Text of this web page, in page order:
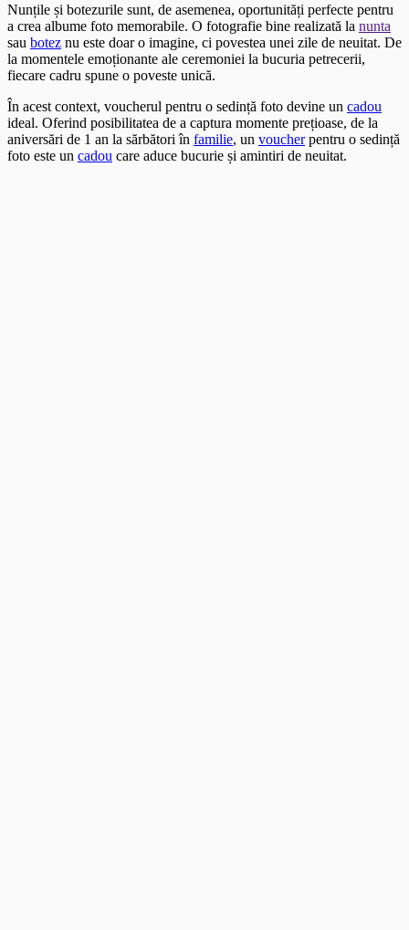
Nunțile și botezurile sunt, de asemenea, oportunități perfecte pentru
a crea albume foto memorabile. O fotografie bine realizată la nunta
sau botez nu este doar o imagine, ci povestea unei zile de neuitat. De
la momentele emoționante ale ceremoniei la bucuria petrecerii,
fiecare cadru spune o poveste unică.
În acest context, voucherul pentru o sedință foto devine un cadou
ideal. Oferind posibilitatea de a captura momente prețioase, de la
aniversări de 1 an la sărbători în familie, un voucherpentru o sedință
foto este un cadou care aduce bucurie și amintiri de neuitat.